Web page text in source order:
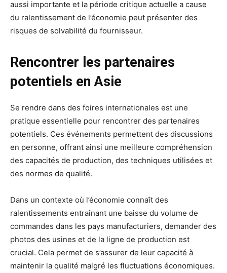
aussi importante et la période critique actuelle a cause
du ralentissement de l’économie peut présenter des
risques de solvabilité du fournisseur.
Rencontrer les partenaires
potentiels en Asie
Se rendre dans des foires internationales est une
pratique essentielle pour rencontrer des partenaires
potentiels. Ces événements permettent des discussions
en personne, offrant ainsi une meilleure compréhension
des capacités de production, des techniques utilisées et
des normes de qualité.
Dans un contexte où l’économie connaît des
ralentissements entraînant une baisse du volume de
commandes dans les pays manufacturiers, demander des
photos des usines et de la ligne de production est
crucial. Cela permet de s’assurer de leur capacité à
maintenir la qualité malgré les fluctuations économiques.